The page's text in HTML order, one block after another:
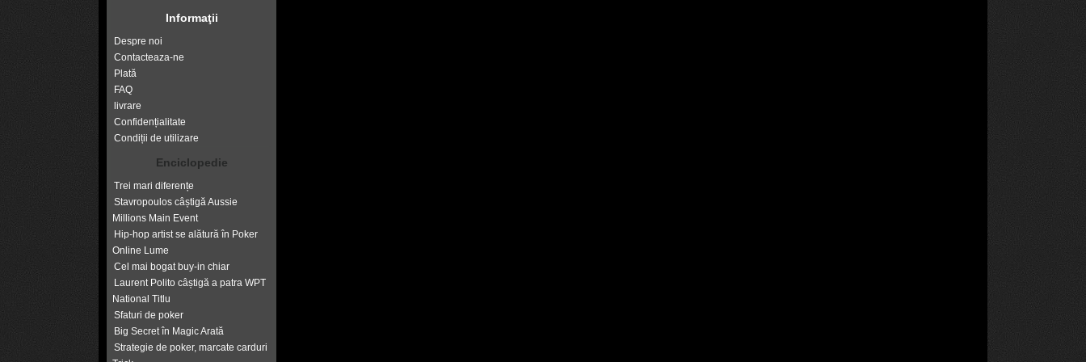
Informaţii
Despre noi
Contacteaza-ne
Plată
FAQ
livrare
Confidențialitate
Condiții de utilizare
Enciclopedie
Trei mari diferențe
Stavropoulos câștigă Aussie
Millions Main Event
Hip-hop artist se alătură în Poker
Online Lume
Cel mai bogat buy-in chiar
Laurent Polito câștigă a patra WPT
National Titlu
Sfaturi de poker
Big Secret în Magic Arată
Strategie de poker, marcate carduri